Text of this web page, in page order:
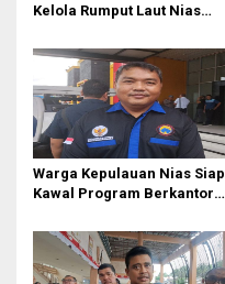
Kelola Rumput Laut Nias
Warga Kepulauan Nias Siap
Kawal Program Berkantor